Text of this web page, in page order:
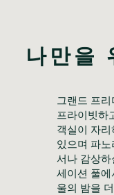
나만을
그랜드 프
프라이빗하
객실이 자
있으며 파
서나 감상
세이션 풀
울의 밤을